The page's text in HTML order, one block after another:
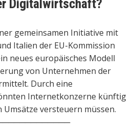
Digitalwirtschaft?
gemeinsamen Initiative mit
Italien der EU-Kommission
neues europäisches Modell
von Unternehmen der
Durch eine
Internetkonzerne künftig
Umsätze versteuern müssen.